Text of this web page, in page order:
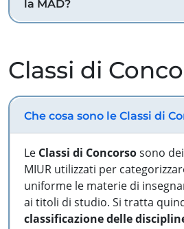
la MAD?
Classi di
Che cosa sono le Classi di
Le Classi di Concorsosono
MIUR utilizzati per
uniforme le materie di
ai titoli di studio. Si tratta
classificazione delle